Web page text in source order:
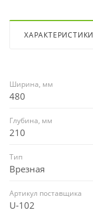
ХАРАКТЕРИСТИКИ
Ширина, мм
480
Глубина, мм
210
Тип
Врезная
Артикул поставщика
U-102